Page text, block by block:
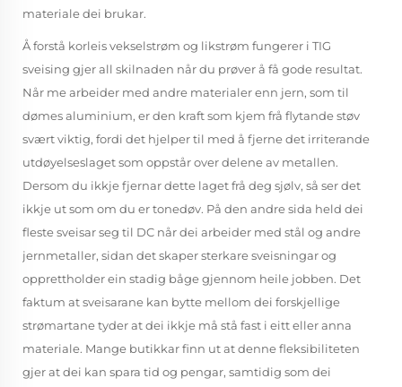
materiale dei brukar.
Å forstå korleis vekselstrøm og likstrøm fungerer i TIG
sveising gjer all skilnaden når du prøver å få gode resultat.
Når me arbeider med andre materialer enn jern, som til
dømes aluminium, er den kraft som kjem frå flytande støv
svært viktig, fordi det hjelper til med å fjerne det irriterande
utdøyelseslaget som oppstår over delene av metallen.
Dersom du ikkje fjernar dette laget frå deg sjølv, så ser det
ikkje ut som om du er tonedøv. På den andre sida held dei
fleste sveisar seg til DC når dei arbeider med stål og andre
jernmetaller, sidan det skaper sterkare sveisningar og
opprettholder ein stadig båge gjennom heile jobben. Det
faktum at sveisarane kan bytte mellom dei forskjellige
strømartane tyder at dei ikkje må stå fast i eitt eller anna
materiale. Mange butikkar finn ut at denne fleksibiliteten
gjer at dei kan spara tid og pengar, samtidig som dei